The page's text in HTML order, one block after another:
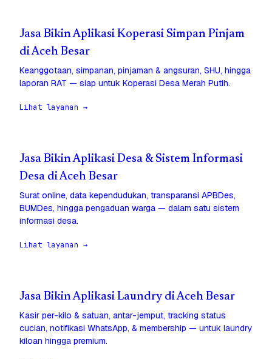
Jasa Bikin Aplikasi Koperasi Simpan Pinjam
di Aceh Besar
Keanggotaan, simpanan, pinjaman & angsuran, SHU, hingga
laporan RAT — siap untuk Koperasi Desa Merah Putih.
Lihat layanan →
Jasa Bikin Aplikasi Desa & Sistem Informasi
Desa di Aceh Besar
Surat online, data kependudukan, transparansi APBDes,
BUMDes, hingga pengaduan warga — dalam satu sistem
informasi desa.
Lihat layanan →
Jasa Bikin Aplikasi Laundry di Aceh Besar
Kasir per-kilo & satuan, antar-jemput, tracking status
cucian, notifikasi WhatsApp, & membership — untuk laundry
kiloan hingga premium.